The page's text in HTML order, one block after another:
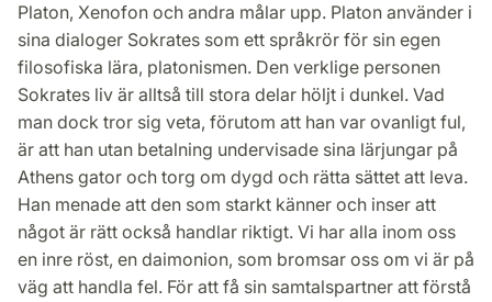
Platon, Xenofon och andra målar upp. Platon använder i
sina dialoger Sokrates som ett språkrör för sin egen
filosofiska lära, platonismen. Den verklige personen
Sokrates liv är alltså till stora delar höljt i dunkel. Vad
man dock tror sig veta, förutom att han var ovanligt ful,
är att han utan betalning undervisade sina lärjungar på
Athens gator och torg om dygd och rätta sättet att leva.
Han menade att den som starkt känner och inser att
något är rätt också handlar riktigt. Vi har alla inom oss
en inre röst, en daimonion, som bromsar oss om vi är på
väg att handla fel. För att få sin samtalspartner att förstå